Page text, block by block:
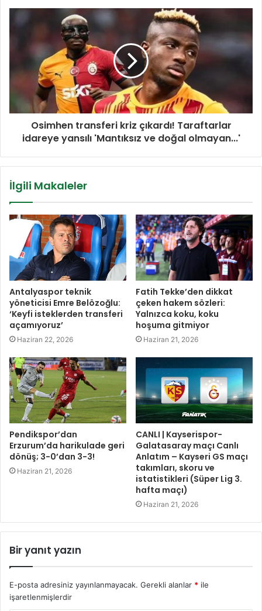
Osimhen transferi kriz çıkardı! Taraftarlar
idareye yansılı 'Mantıksız ve doğal olmayan...'
İlgili Makaleler
Antalyaspor teknik
yöneticisi Emre Belözoğlu:
‘Keyfi isteklerden transferi
açamıyoruz’
Haziran 22, 2026
Fatih Tekke’den dikkat
çeken hakem sözleri:
Yalnızca koku, koku
hoşuma gitmiyor
Haziran 21, 2026
Pendikspor’dan
Erzurum’da harikulade geri
dönüş; 3-0’dan 3-3!
Haziran 21, 2026
CANLI | Kayserispor-
Galatasaray maçı Canlı
Anlatım – Kayseri GS maçı
takımları, skoru ve
istatistikleri (Süper Lig 3.
hafta maçı)
Haziran 21, 2026
Bir yanıt yazın
E-posta adresiniz yayınlanmayacak. Gerekli alanlar * ile
işaretlenmişlerdir